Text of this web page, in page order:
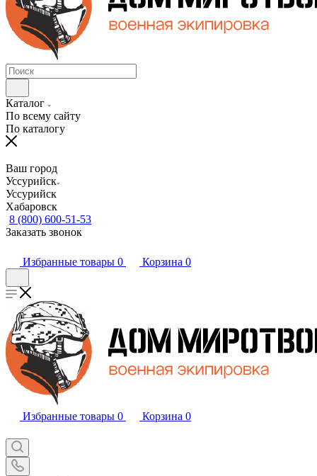
Каталог
По всему сайту
По каталогу
Ваш город
Уссурийск
Уссурийск
Хабаровск
8 (800) 600-51-53
Заказать звонок
Избранные товары 0 Корзина 0
Избранные товары 0 Корзина 0